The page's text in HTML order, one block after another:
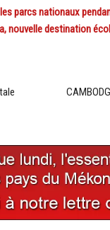
parcs nationaux
nouvelle destination